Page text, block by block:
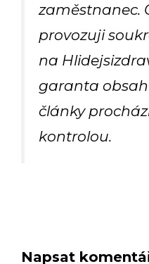
zaměstnanec.
provozuji
na
garanta
články
kontrolou.
Napsat